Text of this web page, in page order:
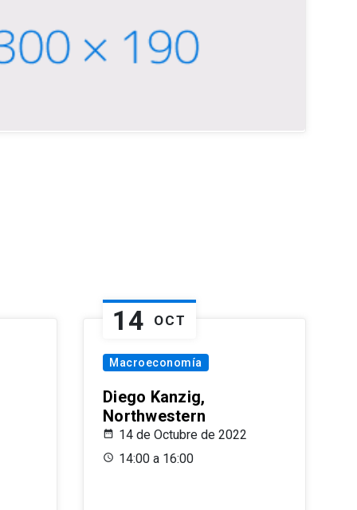
14 OCT
Macroeconomía
Diego Kanzig,
Northwestern
14 de Octubre de 2022
14:00 a 16:00